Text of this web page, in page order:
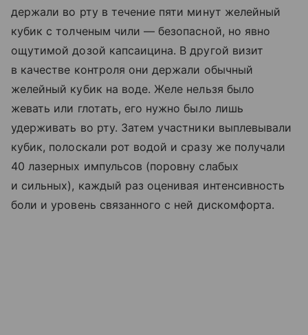
держали во рту в течение пяти минут желейный
кубик с толченым чили — безопасной, но явно
ощутимой дозой капсаицина. В другой визит
в качестве контроля они держали обычный
желейный кубик на воде. Желе нельзя было
жевать или глотать, его нужно было лишь
удерживать во рту. Затем участники выплевывали
кубик, полоскали рот водой и сразу же получали
40 лазерных импульсов (поровну слабых
и сильных), каждый раз оценивая интенсивность
боли и уровень связанного с ней дискомфорта.